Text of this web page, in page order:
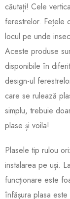
căutați! Cele
ferestrelor. Fețele
locul pe unde
Aceste produse
disponibile în
design-ul
care se rulează
simplu, trebuie
plase și voila!
Plasele tip rulou
instalarea pe uși.
funcționare este
înfășura plasa